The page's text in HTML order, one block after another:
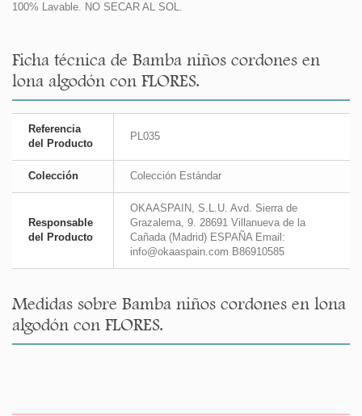
100% Lavable. NO SECAR AL SOL.
Ficha técnica de Bamba niños cordones en
lona algodón con FLORES.
Referencia
del Producto
PL035
Colección Colección Estándar
Responsable
del Producto
OKAASPAIN, S.L.U. Avd. Sierra de
Grazalema, 9. 28691 Villanueva de la
Cañada (Madrid) ESPAÑA Email:
info@okaaspain.com B86910585
Medidas sobre Bamba niños cordones en lona
algodón con FLORES.